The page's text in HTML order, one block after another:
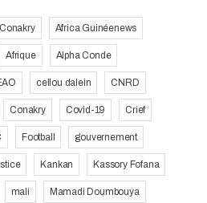
Africa Guinéenews
Afrique Alpha Conde
cellou dalein CNRD
Conakry Covid-19 Crief
Football gouvernement
Kankan Kassory Fofana
mali Mamadi Doumbouya